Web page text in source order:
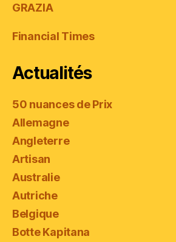
GRAZIA
Financial Times
Actualités
50 nuances de Prix
Allemagne
Angleterre
Artisan
Australie
Autriche
Belgique
Botte Kapitana